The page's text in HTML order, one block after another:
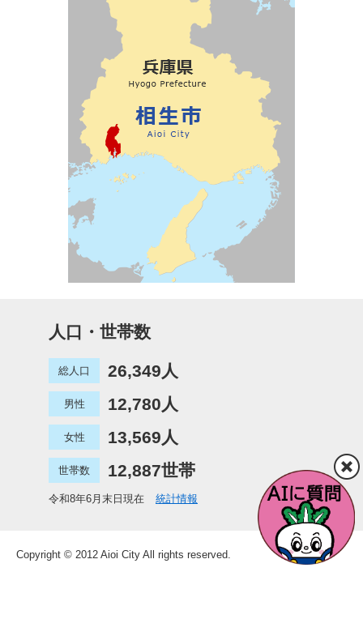
人口・世帯数
総人口 26,349人
男性 12,780人
女性 13,569人
世帯数 12,887世帯
令和8年6月末日現在 統計情報
Copyright © 2012 Aioi City All rights reserved.